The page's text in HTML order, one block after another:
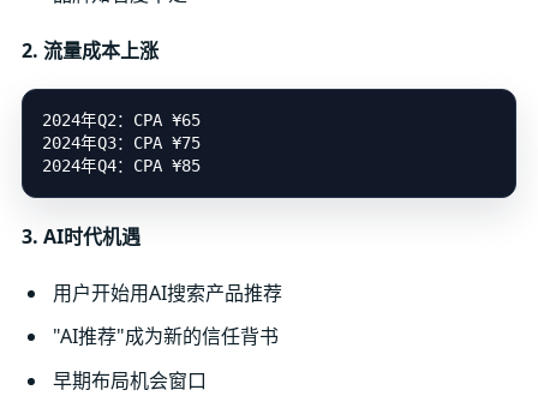
2. 流量成本上涨
2024年Q2：CPA ¥65
2024年Q3：CPA ¥75
3. AI时代机遇
用户开始用AI搜索产品推荐
"AI推荐"成为新的信任背书
早期布局机会窗口